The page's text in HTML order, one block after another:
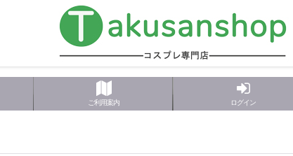
ご利用案内 ログイン